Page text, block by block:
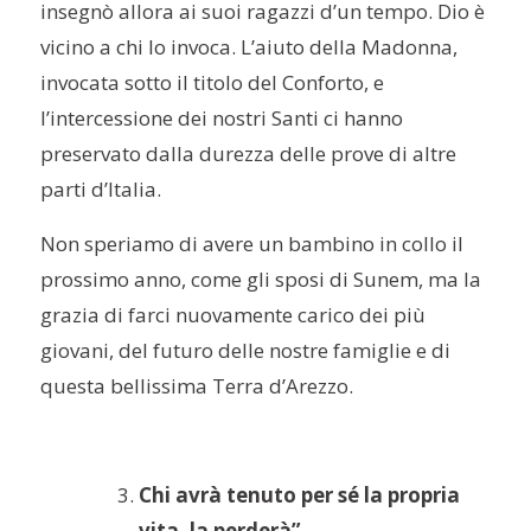
insegnò allora ai suoi ragazzi d’un tempo. Dio è
vicino a chi lo invoca. L’aiuto della Madonna,
invocata sotto il titolo del Conforto, e
l’intercessione dei nostri Santi ci hanno
preservato dalla durezza delle prove di altre
parti d’Italia.
Non speriamo di avere un bambino in collo il
prossimo anno, come gli sposi di Sunem, ma la
grazia di farci nuovamente carico dei più
giovani, del futuro delle nostre famiglie e di
questa bellissima Terra d’Arezzo.
Chi avrà tenuto per sé la propria